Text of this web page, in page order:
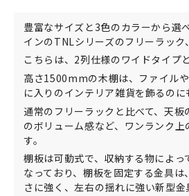
豊富なサイズと3色のカラーから選
インのTNLシリーズのフリーラック
こちらは、2列仕様のワイドタイプ
高さ1500mmの木棚は、ファイル
に入りのインテリア雑貨を飾るのに
通常のフリーラックと比べて、天
のボリューム感など、ワンランク上
す。
棚板は可動式で、収納する物によっ
なっており、棚板を固定する金具は
さに強く、左右の揺れに強い新型金